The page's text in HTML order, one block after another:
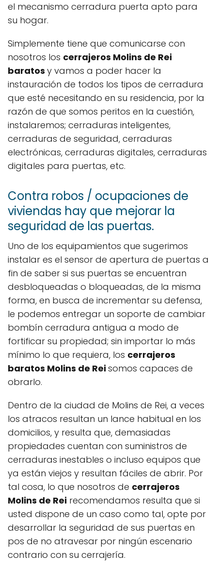
el mecanismo cerradura puerta apto para
su hogar.
Simplemente tiene que comunicarse con
nosotros los cerrajeros Molins de Rei
baratos y vamos a poder hacer la
instauración de todos los tipos de cerradura
que esté necesitando en su residencia, por la
razón de que somos peritos en la cuestión,
instalaremos; cerraduras inteligentes,
cerraduras de seguridad, cerraduras
electrónicas, cerraduras digitales, cerraduras
digitales para puertas, etc.
Contra robos / ocupaciones de
viviendas hay que mejorar la
seguridad de las puertas.
Uno de los equipamientos que sugerimos
instalar es el sensor de apertura de puertas a
fin de saber si sus puertas se encuentran
desbloqueadas o bloqueadas, de la misma
forma, en busca de incrementar su defensa,
le podemos entregar un soporte de cambiar
bombín cerradura antigua a modo de
fortificar su propiedad; sin importar lo más
mínimo lo que requiera, los cerrajeros
baratos Molins de Reisomos capaces de
obrarlo.
Dentro de la ciudad de Molins de Rei, a veces
los atracos resultan un lance habitual en los
domicilios, y resulta que, demasiadas
propiedades cuentan con suministros de
cerraduras inestables o incluso equipos que
ya están viejos y resultan fáciles de abrir. Por
tal cosa, lo que nosotros de cerrajeros
Molins de Rei recomendamos resulta que si
usted dispone de un caso como tal, opte por
desarrollar la seguridad de sus puertas en
pos de no atravesar por ningún escenario
contrario con su cerrajería.